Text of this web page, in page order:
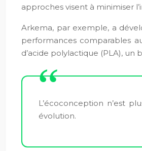
approches visent à minimiser
Arkema, par exemple, a
performances comparables
d’acide polylactique (PLA),
L’écoconception n’est
évolution.